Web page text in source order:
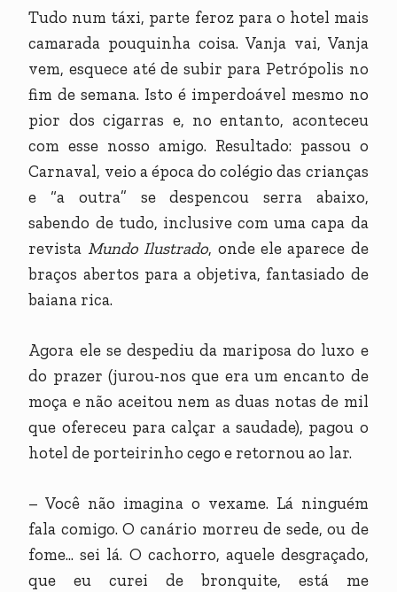
Tudo num táxi, parte feroz para o hotel mais
camarada pouquinha coisa. Vanja vai, Vanja
vem, esquece até de subir para Petrópolis no
fim de semana. Isto é imperdoável mesmo no
pior dos cigarras e, no entanto, aconteceu
com esse nosso amigo. Resultado: passou o
Carnaval, veio a época do colégio das crianças
e “a outra” se despencou serra abaixo,
sabendo de tudo, inclusive com uma capa da
revista Mundo Ilustrado, onde ele aparece de
braços abertos para a objetiva, fantasiado de
baiana rica.
Agora ele se despediu da mariposa do luxo e
do prazer (jurou-nos que era um encanto de
moça e não aceitou nem as duas notas de mil
que ofereceu para calçar a saudade), pagou o
hotel de porteirinho cego e retornou ao lar.
– Você não imagina o vexame. Lá ninguém
fala comigo. O canário morreu de sede, ou de
fome... sei lá. O cachorro, aquele desgraçado,
que eu curei de bronquite, está me